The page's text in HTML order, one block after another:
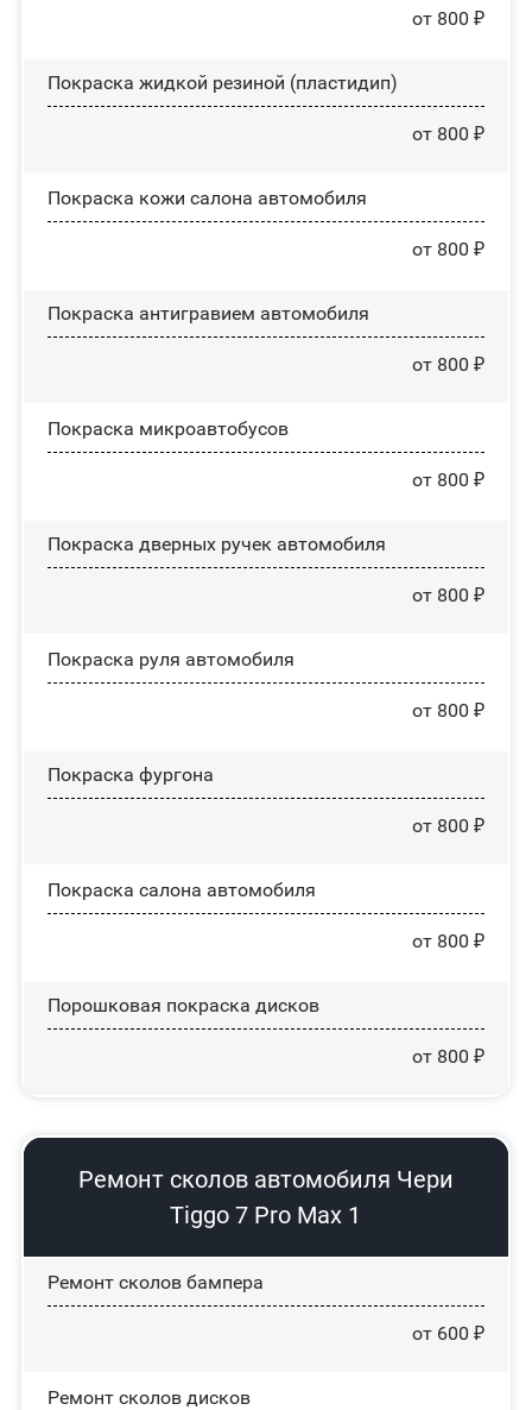
от 800 ₽
Покраска жидкой резиной (пластидип)
от 800 ₽
Покраска кожи салона автомобиля
от 800 ₽
Покраска антигравием автомобиля
от 800 ₽
Покраска микроавтобусов
от 800 ₽
Покраска дверных ручек автомобиля
от 800 ₽
Покраска руля автомобиля
от 800 ₽
Покраска фургона
от 800 ₽
Покраска салона автомобиля
от 800 ₽
Порошковая покраска дисков
от 800 ₽
Ремонт сколов автомобиля Чери
Tiggo 7 Pro Max 1
Ремонт сколов бампера
от 600 ₽
Ремонт сколов дисков